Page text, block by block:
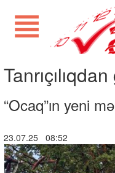
“Ocaq”ın yeni
23.07.25 08:52